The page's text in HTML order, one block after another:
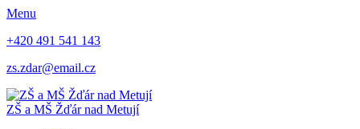
Menu
+420 491 541 143
zs.zdar@email.cz
ZŠ a MŠ Žďár nad Metují